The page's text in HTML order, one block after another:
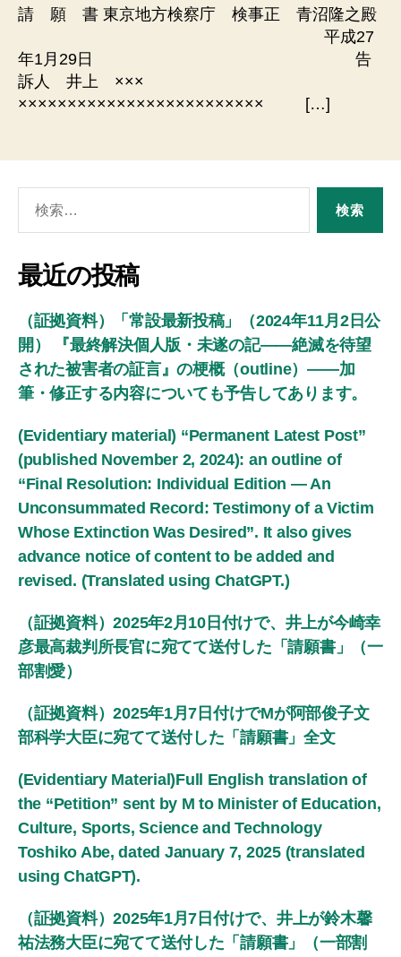
請 願 書 東京地方検察庁 検事正 青沼隆之殿
平成27
年1月29日 告
訴人 井上 ×××
××××××××××××××××××××××××× […]
象:
最近の投稿
（証拠資料）「常設最新投稿」（2024年11月2日公
開） 『最終解決個人版・未遂の記――絶滅を待望
された被害者の証言』の梗概（outline）――加
筆・修正する内容についても予告してあります。
(Evidentiary material) “Permanent Latest Post”
(published November 2, 2024): an outline of
“Final Resolution: Individual Edition — An
Unconsummated Record: Testimony of a Victim
Whose Extinction Was Desired”. It also gives
advance notice of content to be added and
revised. (Translated using ChatGPT.)
（証拠資料）2025年2月10日付けで、井上が今崎幸
彦最高裁判所長官に宛てて送付した「請願書」（一
部割愛）
（証拠資料）2025年1月7日付けでMが阿部俊子文
部科学大臣に宛てて送付した「請願書」全文
(Evidentiary Material)Full English translation of
the “Petition” sent by M to Minister of Education,
Culture, Sports, Science and Technology
Toshiko Abe, dated January 7, 2025 (translated
using ChatGPT).
（証拠資料）2025年1月7日付けで、井上が鈴木馨
祐法務大臣に宛てて送付した「請願書」（一部割